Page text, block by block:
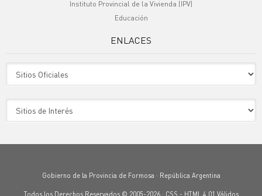
Instituto Provincial de la Vivienda (IPV)
Educación
ENLACES
Gobierno de la Provincia de Formosa · República Argentina
Todos los Derechos Reservados © 2005-2026 · CSS - HTML 4.01 Válidos